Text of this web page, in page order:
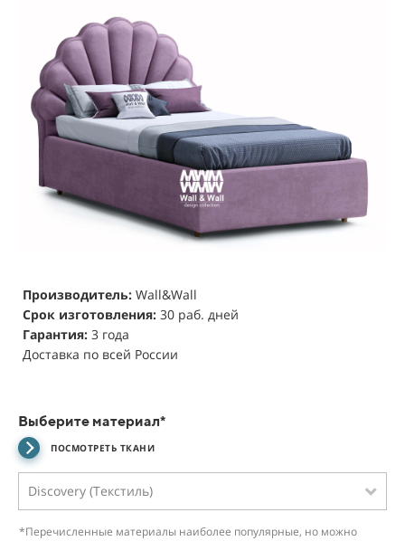
Производитель: Wall&Wall
Срок изготовления: 30 раб. дней
Гарантия: 3 года
Доставка по всей России
Выберите материал*
ПОСМОТРЕТЬ ТКАНИ
Discovery (Текстиль)
*Перечисленные материалы наиболее популярные, но можно